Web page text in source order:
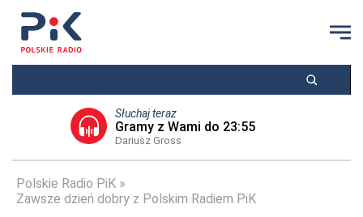
Słuchaj teraz
Gramy z Wami do 23:55
Dariusz Gross
Polskie Radio PiK
Zawsze dzień dobry z Polskim Radiem PiK